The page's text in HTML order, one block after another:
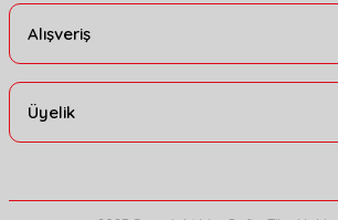
Alışveriş
Üyelik